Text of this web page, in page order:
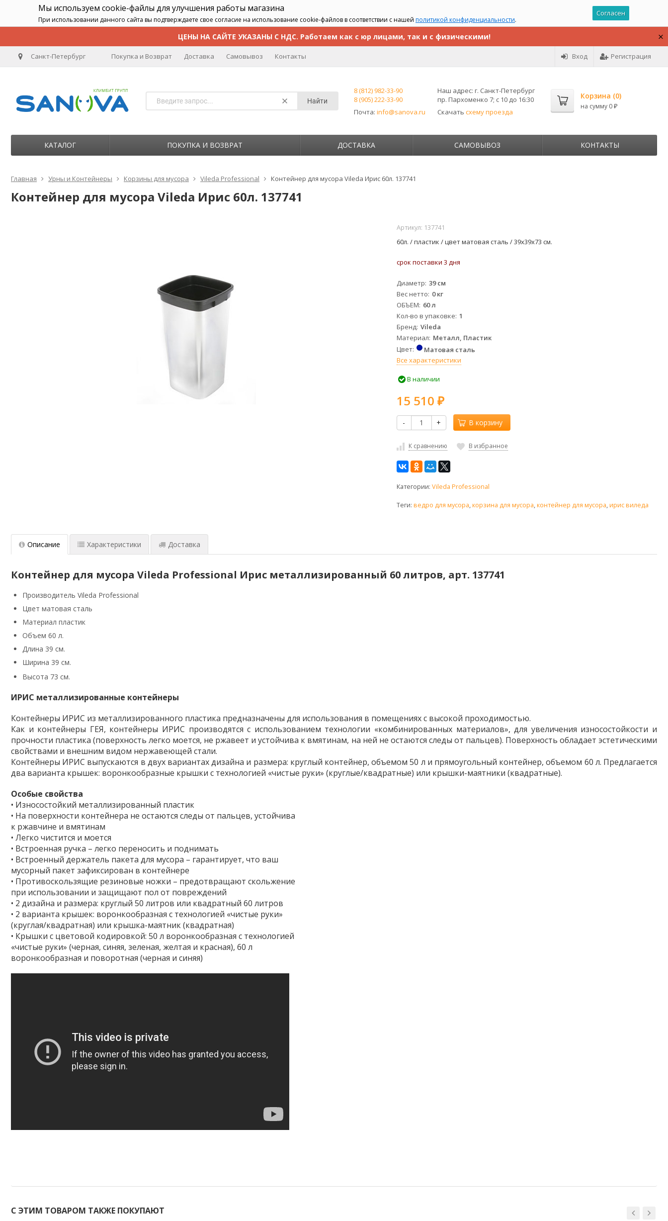
Мы используем cookie-файлы для улучшения работы магазина
При использовании данного сайта вы подтверждаете свое согласие на использование cookie-файлов в соответствии с нашей политикой конфиденциальности.
Согласен
ЦЕНЫ НА САЙТЕ УКАЗАНЫ С НДС. Работаем как с юр лицами, так и с физическими!
Санкт-Петербург Вход Регистрация
Покупка и Возврат Доставка Самовывоз Контакты
Найти
8 (812) 982-33-90
8 (905) 222-33-90
Почта: info@sanova.ru
Наш адрес: г. Санкт-Петербург
пр. Пархоменко 7; с 10 до 16:30
Скачать схему проезда
Корзина (0)
на сумму 0 ₽
КАТАЛОГ ПОКУПКА И ВОЗВРАТ ДОСТАВКА САМОВЫВОЗ КОНТАКТЫ
Главная Урны и Контейнеры Корзины для мусора Vileda Professional Контейнер для мусора Vileda Ирис 60л. 137741
Контейнер для мусора Vileda Ирис 60л. 137741
Артикул: 137741
60л. / пластик / цвет матовая сталь / 39х39x73 см.
срок поставки 3 дня
Диаметр 39 см
Вес нетто 0 кг
ОБЪЕМ 60 л
Кол-во в упаковке 1
Бренд Vileda
Материал Металл, Пластик
Цвет
Матовая сталь
Все характеристики
В наличии
15 510 ₽
- + В корзину
К сравнению В избранное
Категории: Vileda Professional
Теги: ведро для мусора,корзина для мусора,контейнер для мусора,ирис виледа
Описание Характеристики Доставка
Контейнер для мусора Vileda Professional Ирис металлизированный 60 литров, арт. 137741
Производитель Vileda Professional
Цвет матовая сталь
Материал пластик
Объем 60 л.
Длина 39 см.
Ширина 39 см.
Высота 73 см.
ИРИС металлизированные контейнеры
Контейнеры ИРИС из металлизированного пластика предназначены для использования в помещениях с высокой проходимостью.
Как и контейнеры ГЕЯ, контейнеры ИРИС производятся с использованием технологии «комбинированных материалов», для увеличения износостойкости и
прочности пластика (поверхность легко моется, не ржавеет и устойчива к вмятинам, на ней не остаются следы от пальцев). Поверхность обладает эстетическими
свойствами и внешним видом нержавеющей стали.
Контейнеры ИРИС выпускаются в двух вариантах дизайна и размера: круглый контейнер, объемом 50 л и прямоугольный контейнер, объемом 60 л. Предлагается
два варианта крышек: воронкообразные крышки с технологией «чистые руки» (круглые/квадратные) или крышки-маятники (квадратные).
Особые свойства
• Износостойкий металлизированный пластик
• На поверхности контейнера не остаются следы от пальцев, устойчива
к ржавчине и вмятинам
• Легко чистится и моется
• Встроенная ручка – легко переносить и поднимать
• Встроенный держатель пакета для мусора – гарантирует, что ваш
мусорный пакет зафиксирован в контейнере
• Противоскользящие резиновые ножки – предотвращают скольжение
при использовании и защищают пол от повреждений
• 2 дизайна и размера: круглый 50 литров или квадратный 60 литров
• 2 варианта крышек: воронкообразная с технологией «чистые руки»
(круглая/квадратная) или крышка-маятник (квадратная)
• Крышки с цветовой кодировкой: 50 л воронкообразная с технологией
«чистые руки» (черная, синяя, зеленая, желтая и красная), 60 л
воронкообразная и поворотная (черная и синяя)
С ЭТИМ ТОВАРОМ ТАКЖЕ ПОКУПАЮТ